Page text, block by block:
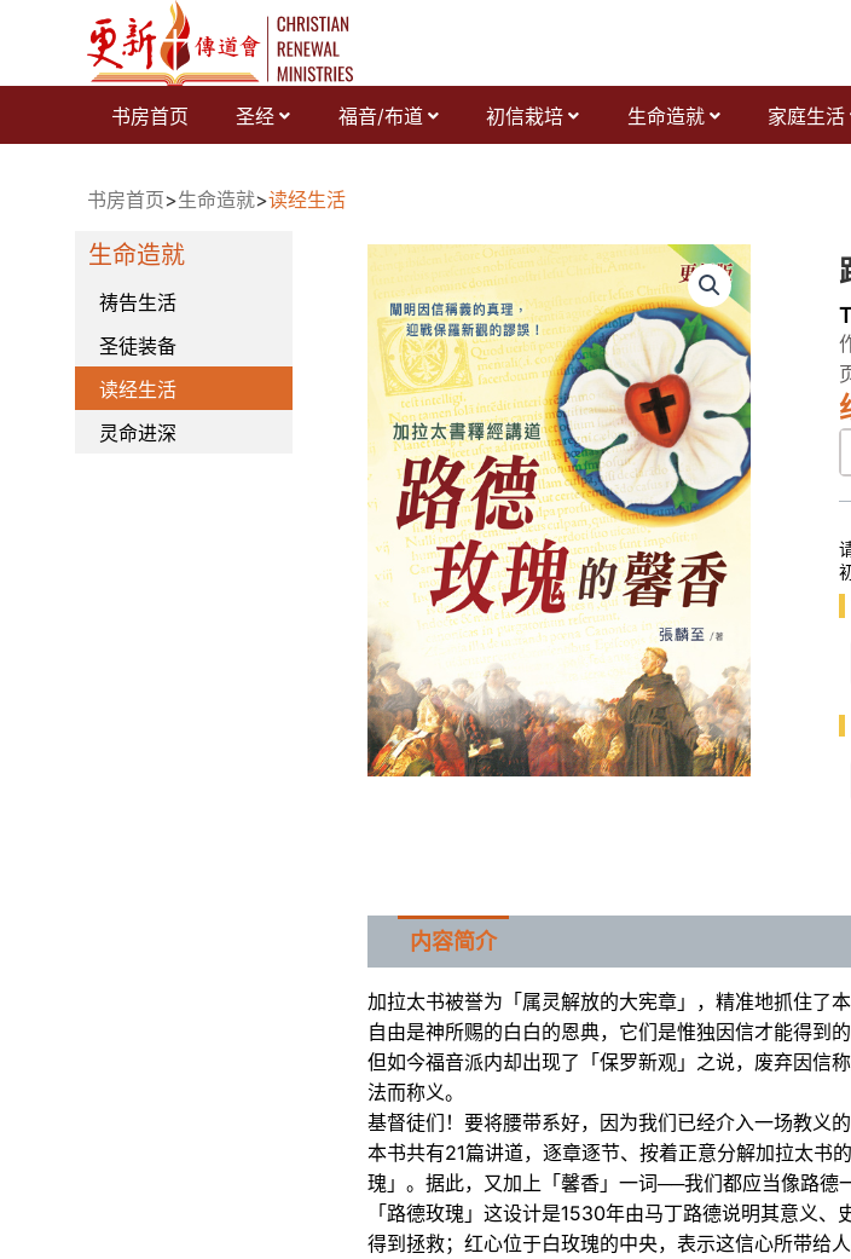
书房首页 圣经 福音/布道 初信栽培 生命造就 家庭生活
书房首页>生命造就>读经生活
生命造就
祷告生活
圣徒装备
读经生活
灵命进深
香
内容简介
加拉太书被誉为「属灵解放的大宪章」，精准地抓住了
自由是神所赐的白白的恩典，它们是惟独因信才能得到的
但如今福音派内却出现了「保罗新观」之说，废弃因信
法而称义。
基督徒们！要将腰带系好，因为我们已经介入一场教义
本书共有21篇讲道，逐章逐节、按着正意分解加拉太书
瑰」。据此，又加上「馨香」一词──我们都应当像路
「路德玫瑰」这设计是1530年由马丁路德说明其意义
得到拯救；红心位于白玫瑰的中央，表示这信心所带给